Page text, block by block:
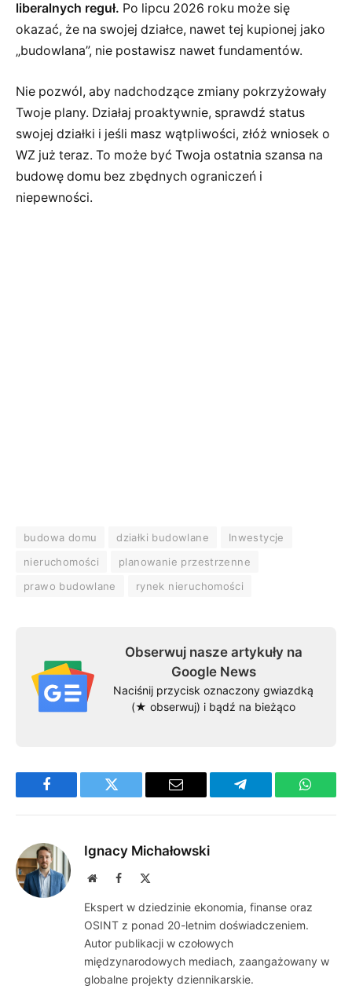
liberalnych reguł. Po lipcu 2026 roku może się
okazać, że na swojej działce, nawet tej kupionej jako
„budowlana”, nie postawisz nawet fundamentów.
Nie pozwól, aby nadchodzące zmiany pokrzyżowały
Twoje plany. Działaj proaktywnie, sprawdź status
swojej działki i jeśli masz wątpliwości, złóż wniosek o
WZ już teraz. To może być Twoja ostatnia szansa na
budowę domu bez zbędnych ograniczeń i
niepewności.
budowa domu działki budowlane
Inwestycje
nieruchomości
planowanie przestrzenne
prawo budowlane
rynek nieruchomości
Obserwuj nasze artykuły na
Google News
Naciśnij przycisk oznaczony gwiazdką
(★ obserwuj) i bądź na bieżąco
Facebook Twitter Email Telegram
Ignacy Michałowski
WebsiteFacebook
Ekspert w dziedzinie ekonomia, finanse oraz
OSINT z ponad 20-letnim doświadczeniem.
Autor publikacji w czołowych
międzynarodowych mediach, zaangażowany w
globalne projekty dziennikarskie.